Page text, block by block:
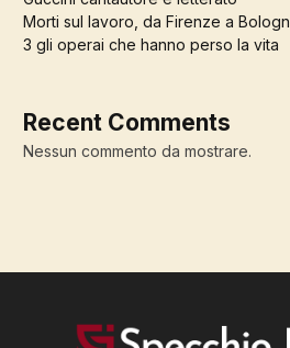
Morti sul lavoro, da Firenze a
3 gli operai che hanno perso la vita
Recent Comments
Nessun commento da mostrare.